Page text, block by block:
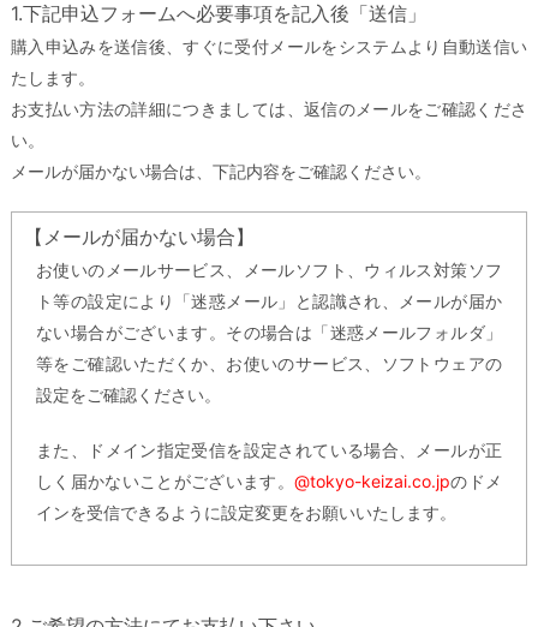
1.下記申込フォームへ必要事項を記入後「送信」
購入申込みを送信後、すぐに受付メールをシステムより自動送信い
たします。
お支払い方法の詳細につきましては、返信のメールをご確認くださ
い。
メールが届かない場合は、下記内容をご確認ください。
【メールが届かない場合】
お使いのメールサービス、メールソフト、ウィルス対策ソフ
ト等の設定により「迷惑メール」と認識され、メールが届か
ない場合がございます。その場合は「迷惑メールフォルダ」
等をご確認いただくか、お使いのサービス、ソフトウェアの
設定をご確認ください。
また、ドメイン指定受信を設定されている場合、メールが正
しく届かないことがございます。@tokyo-keizai.co.jpのドメ
インを受信できるように設定変更をお願いいたします。